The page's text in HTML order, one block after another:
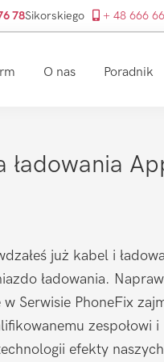
78Sikorskiego + 48 666 66
O nas Poradnik
ładowania
już kabel i
ładowania.
Serwisie PhoneFix
zespołowi i
efekty